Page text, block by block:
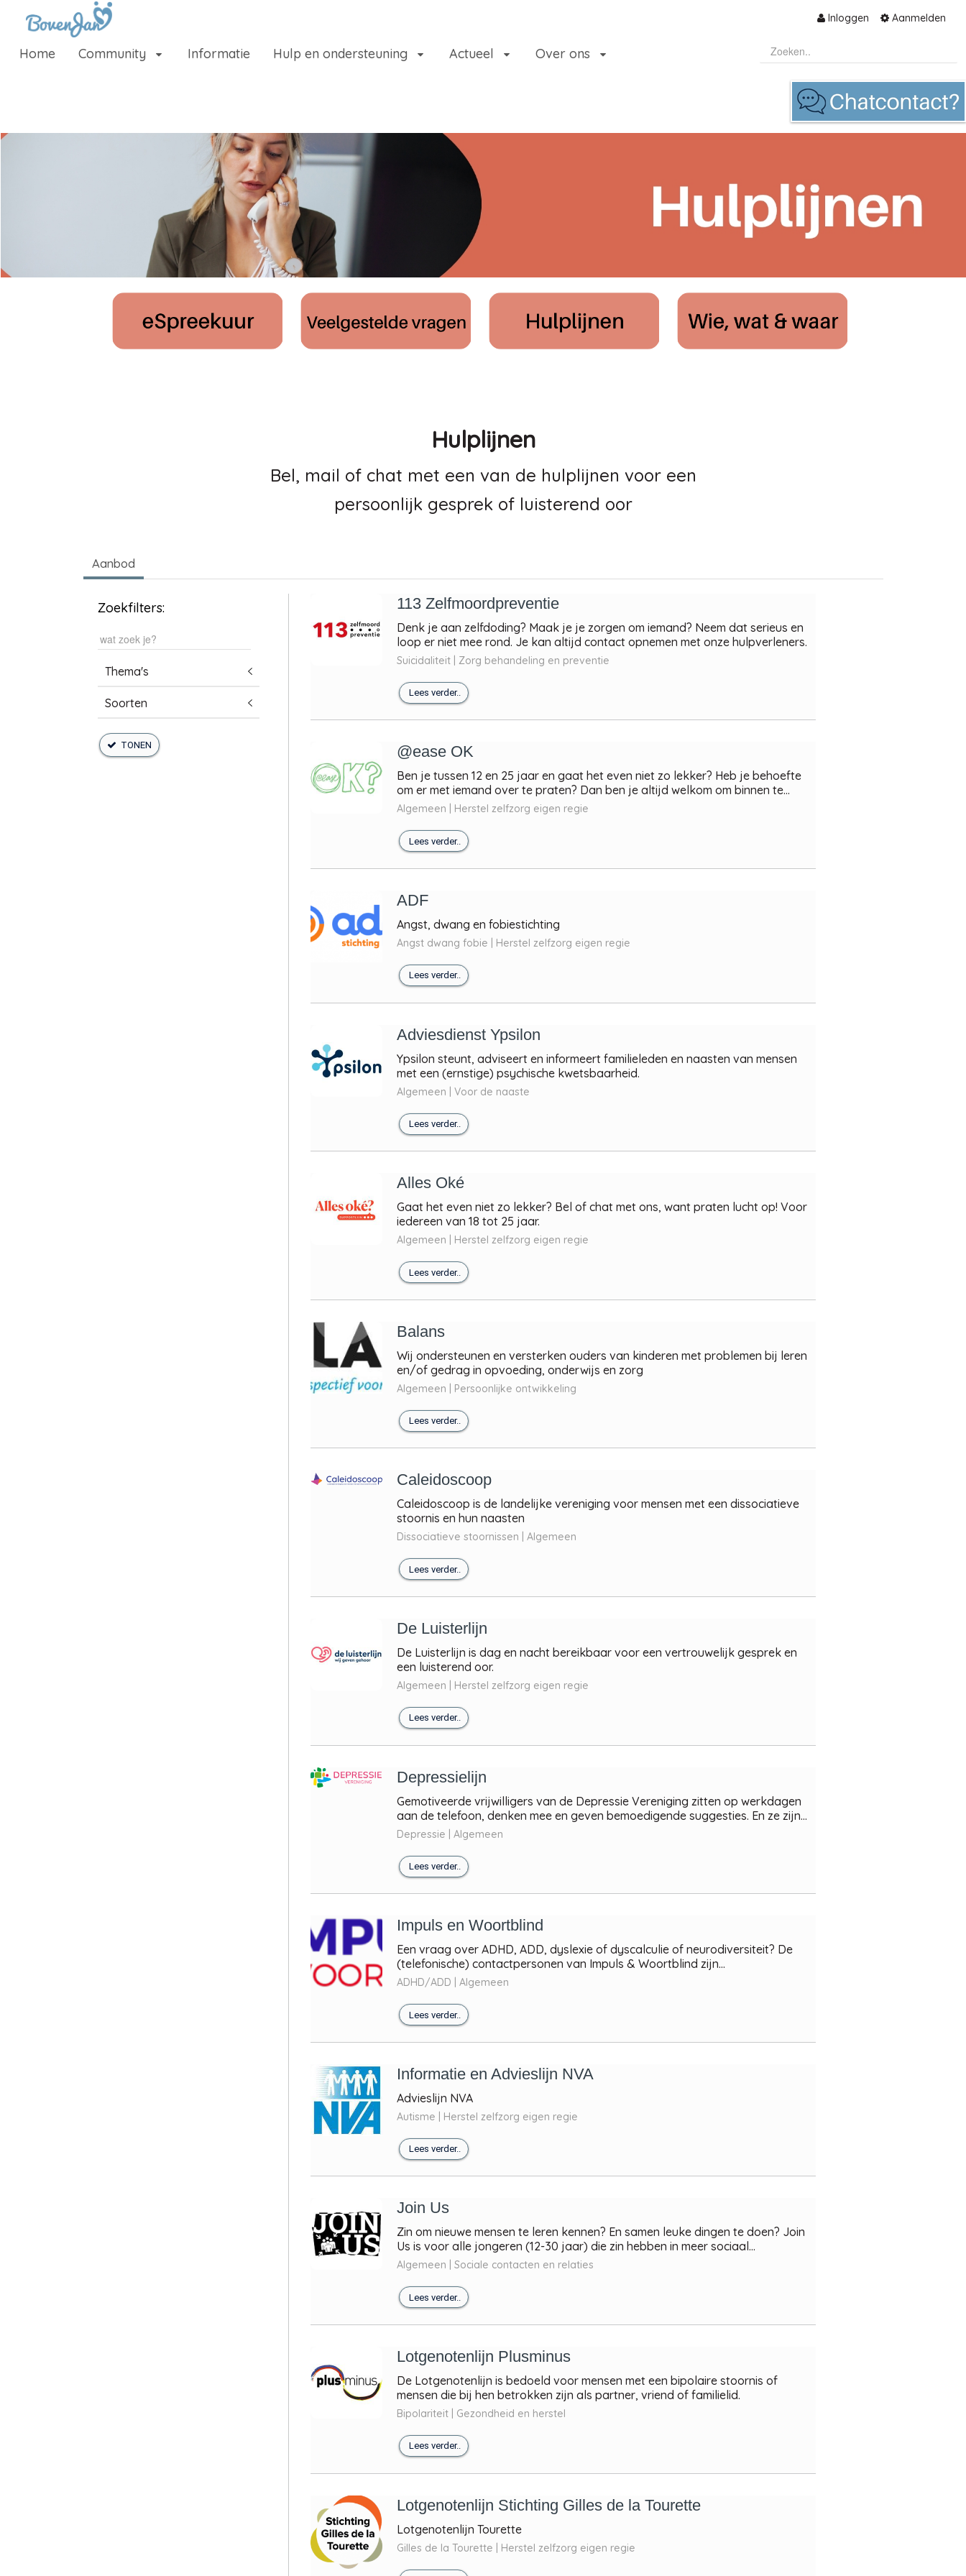
Inloggen Aanmelden
Home
Home Community Informatie Hulp en ondersteuning Actueel Over ons
Hulplijnen
Bel, mail of chat met een van de hulplijnen voor een
persoonlijk gesprek of luisterend oor
Aanbod
Zoekfilters:
Thema's
Soorten
TONEN
113 Zelfmoordpreventie
Denk je aan zelfdoding? Maak je je zorgen om iemand? Neem dat serieus en
loop er niet mee rond. Je kan altijd contact opnemen met onze hulpverleners.
Suicidaliteit | Zorg behandeling en preventie
Lees verder..
@ease OK
Ben je tussen 12 en 25 jaar en gaat het even niet zo lekker? Heb je behoefte
om er met iemand over te praten? Dan ben je altijd welkom om binnen te...
Algemeen | Herstel zelfzorg eigen regie
Lees verder..
ADF
Angst, dwang en fobiestichting
Angst dwang fobie | Herstel zelfzorg eigen regie
Lees verder..
Adviesdienst Ypsilon
Ypsilon steunt, adviseert en informeert familieleden en naasten van mensen
met een (ernstige) psychische kwetsbaarheid.
Algemeen | Voor de naaste
Lees verder..
Alles Oké
Gaat het even niet zo lekker? Bel of chat met ons, want praten lucht op! Voor
iedereen van 18 tot 25 jaar.
Algemeen | Herstel zelfzorg eigen regie
Lees verder..
Balans
Wij ondersteunen en versterken ouders van kinderen met problemen bij leren
en/of gedrag in opvoeding, onderwijs en zorg
Algemeen | Persoonlijke ontwikkeling
Lees verder..
Caleidoscoop
Caleidoscoop is de landelijke vereniging voor mensen met een dissociatieve
stoornis en hun naasten
Dissociatieve stoornissen | Algemeen
Lees verder..
De Luisterlijn
De Luisterlijn is dag en nacht bereikbaar voor een vertrouwelijk gesprek en
een luisterend oor.
Algemeen | Herstel zelfzorg eigen regie
Lees verder..
Depressielijn
Gemotiveerde vrijwilligers van de Depressie Vereniging zitten op werkdagen
aan de telefoon, denken mee en geven bemoedigende suggesties. En ze zijn...
Depressie | Algemeen
Lees verder..
Impuls en Woortblind
Een vraag over ADHD, ADD, dyslexie of dyscalculie of neurodiversiteit? De
(telefonische) contactpersonen van Impuls & Woortblind zijn...
ADHD/ADD | Algemeen
Lees verder..
Informatie en Advieslijn NVA
Advieslijn NVA
Autisme | Herstel zelfzorg eigen regie
Lees verder..
Join Us
Zin om nieuwe mensen te leren kennen? En samen leuke dingen te doen? Join
Us is voor alle jongeren (12-30 jaar) die zin hebben in meer sociaal...
Algemeen | Sociale contacten en relaties
Lees verder..
Lotgenotenlijn Plusminus
De Lotgenotenlijn is bedoeld voor mensen met een bipolaire stoornis of
mensen die bij hen betrokken zijn als partner, vriend of familielid.
Bipolariteit | Gezondheid en herstel
Lees verder..
Lotgenotenlijn Stichting Gilles de la Tourette
Lotgenotenlijn Tourette
Gilles de la Tourette | Herstel zelfzorg eigen regie